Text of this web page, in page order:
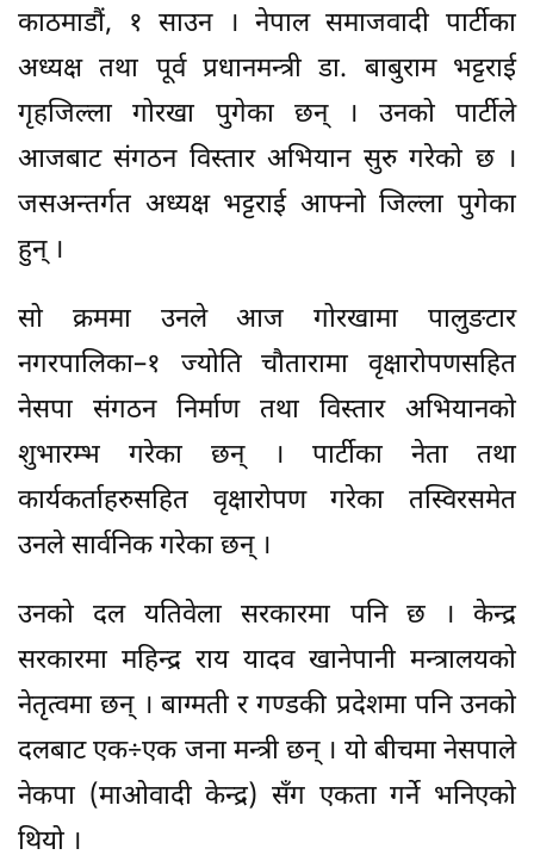
काठमाडौं, १ साउन । नेपाल समाजवादी पार्टीका
अध्यक्ष तथा पूर्व प्रधानमन्त्री डा. बाबुराम भट्टराई
गृहजिल्ला गोरखा पुगेका छन् । उनको पार्टीले
आजबाट संगठन विस्तार अभियान सुरु गरेको छ ।
जसअन्तर्गत अध्यक्ष भट्टराई आफ्नो जिल्ला पुगेका
हुन् ।
सो क्रममा उनले आज गोरखामा पालुङटार
नगरपालिका–१ ज्योति चौतारामा वृक्षारोपणसहित
नेसपा संगठन निर्माण तथा विस्तार अभियानको
शुभारम्भ गरेका छन् । पार्टीका नेता तथा
कार्यकर्ताहरुसहित वृक्षारोपण गरेका तस्विरसमेत
उनले सार्वनिक गरेका छन् ।
उनको दल यतिवेला सरकारमा पनि छ । केन्द्र
सरकारमा महिन्द्र राय यादव खानेपानी मन्त्रालयको
नेतृत्वमा छन् । बाग्मती र गण्डकी प्रदेशमा पनि उनको
दलबाट एक÷एक जना मन्त्री छन् । यो बीचमा नेसपाले
नेकपा (माओवादी केन्द्र) सँग एकता गर्ने भनिएको
थियो ।